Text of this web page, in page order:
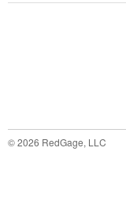
©2026 RedGage, LLC